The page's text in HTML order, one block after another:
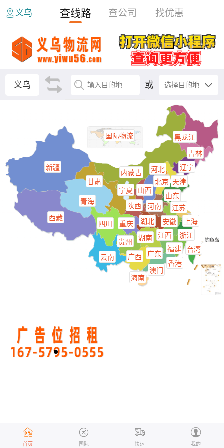
义乌
当前
义乌
常用
查线路 查公司 找优惠
义乌 输入目的地 或 选择目的地
安徽
澳门
北京
重庆
福建
甘肃
广西
贵州
广东
国际物流
河北
河南
黑龙江
湖南
海南
湖北
江西
江苏
吉林
辽宁
内蒙古
宁夏
青海
四川
山西
山东
陕西
上海
天津
台湾
新疆
西藏
香港
云南
浙江
首页 国际 快运 我的